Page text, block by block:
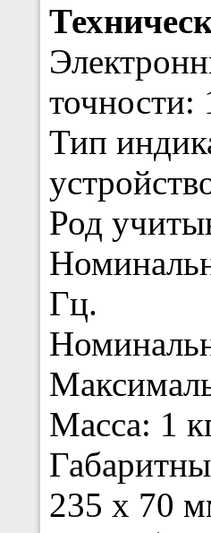
точности:
Тип
Род
Гц.
Масса: 1
235 x 70